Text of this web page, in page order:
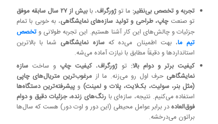
تجربه و تخصص بی‌نظیر: ما تو ژورگراف، بابیش از ۲۷ سال سابقه موفق
تو صنعتچاپ، طراحی و تولید سازه‌های نمایشگاهی، به خوبی با تمام
جزئیات و چالش‌های این کار آشنا هستیم. این تجربه طولانی وتخصص
تیم ما، بهت اطمینان می‌ده کهسازه نمایشگاهی شما با بالاترین
استانداردها و دقیقاً مطابق با نیازت آماده می‌شه.
کیفیت برتر و دوام بالا: تو ژورگراف،کیفیت چاپ و ساختسازه
نمایشگاهی حرف اول رو می‌زنه. ما از مرغوب‌ترین متریال‌های چاپی
(مثل بنر، سولیت، بک‌لایت، پلات و لمینت) و پیشرفته‌ترین دستگاه‌ها
استفاده می‌کنیم. نتیجه، سازه‌ای با رنگ‌های زنده، جزئیات دقیق و دوام
فوق‌العادهدر برابر عوامل محیطی (این دور و اوت دور) هست که سال‌ها
براتون می‌درخشه.